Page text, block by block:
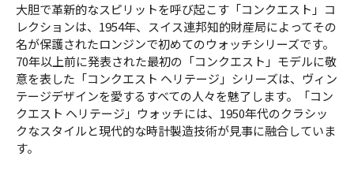
大胆で革新的なスピリットを呼び起こす「コンクエスト」コ
レクションは、1954年、スイス連邦知的財産局によってその
名が保護されたロンジンで初めてのウォッチシリーズです。
70年以上前に発表された最初の「コンクエスト」モデルに敬
意を表した「コンクエスト ヘリテージ」シリーズは、ヴィン
テージデザインを愛するすべての人々を魅了します。「コン
クエスト ヘリテージ」ウォッチには、1950年代のクラシッ
クなスタイルと現代的な時計製造技術が見事に融合していま
す。